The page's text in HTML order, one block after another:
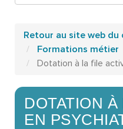
Retour au site web du
Formations métier
Dotation à la file
DOTATION
EN